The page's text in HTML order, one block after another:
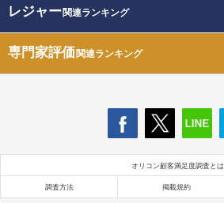
レジャー関連ランキング
専門家評価関連ランキング
オリコン顧客満足度調査とは
調査方法 掲載規約